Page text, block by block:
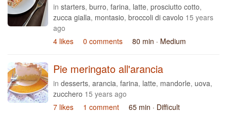
in starters, burro, farina, latte, prosciutto cotto,
zucca gialla, montasio, broccoli di cavolo 15 years
ago
4 likes
0 comments 80 min · Medium
Pie meringato all'arancia
in desserts, arancia, farina, latte, mandorle, uova,
zucchero 15 years ago
7 likes
1 comment 65 min · Difficult